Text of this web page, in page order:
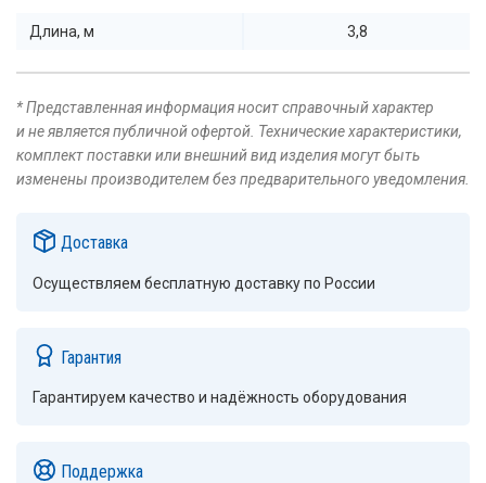
Длина, м 3,8
* Представленная информация носит справочный характер
и не является публичной офертой. Технические характеристики,
комплект поставки или внешний вид изделия могут быть
изменены производителем без предварительного уведомления.
Доставка
Осуществляем бесплатную доставку по России
Гарантия
Гарантируем качество и надёжность оборудования
Поддержка